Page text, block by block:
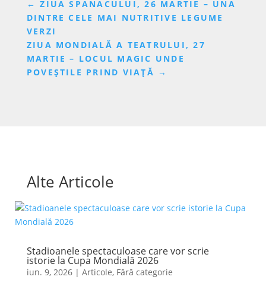
←ZIUA SPANACULUI, 26 MARTIE – UNA
DINTRE CELE MAI NUTRITIVE LEGUME
VERZI
ZIUA MONDIALĂ A TEATRULUI, 27
MARTIE – LOCUL MAGIC UNDE
POVEȘTILE PRIND VIAȚĂ →
Alte Articole
Stadioanele spectaculoase care vor scrie
istorie la Cupa Mondială 2026
iun. 9, 2026| Articole, Fără categorie